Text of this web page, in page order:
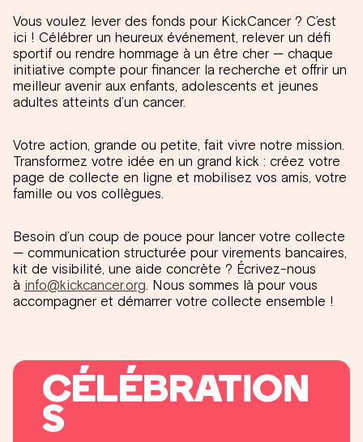
Vous voulez lever des fonds pour KickCancer ? C’est
ici ! Célébrer un heureux événement, relever un défi
sportif ou rendre hommage à un être cher — chaque
initiative compte pour financer la recherche et offrir un
meilleur avenir aux enfants, adolescents et jeunes
adultes atteints d’un cancer.
Votre action, grande ou petite, fait vivre notre mission.
Transformez votre idée en un grand kick : créez votre
page de collecte en ligne et mobilisez vos amis, votre
famille ou vos collègues.
Besoin d’un coup de pouce pour lancer votre collecte
— communication structurée pour virements bancaires,
kit de visibilité, une aide concrète ? Écrivez-nous
à info@kickcancer.org. Nous sommes là pour vous
accompagner et démarrer votre collecte ensemble !
CÉLÉBRATION
S